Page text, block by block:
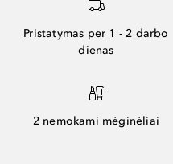
Pristatymas per 1 - 2 darbo
dienas
2 nemokami mėginėliai